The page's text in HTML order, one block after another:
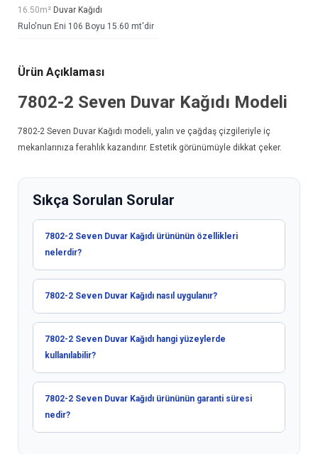
16.50m² Duvar Kağıdı
Rulo'nun Eni 106 Boyu 15.60 mt'dir
Ürün Açıklaması
7802-2 Seven Duvar Kağıdı Modeli
7802-2 Seven Duvar Kağıdı modeli, yalın ve çağdaş çizgileriyle iç
mekanlarınıza ferahlık kazandırır. Estetik görünümüyle dikkat çeker.
Sıkça Sorulan Sorular
7802-2 Seven Duvar Kağıdı ürününün özellikleri
nelerdir?
7802-2 Seven Duvar Kağıdı nasıl uygulanır?
7802-2 Seven Duvar Kağıdı hangi yüzeylerde
kullanılabilir?
7802-2 Seven Duvar Kağıdı ürününün garanti süresi
nedir?